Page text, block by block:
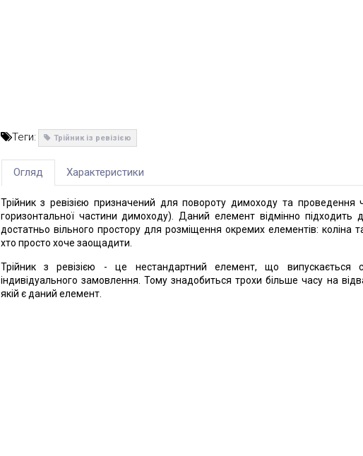
Теги: Трійник із ревізією
Огляд Характеристики
Трійник з ревізією призначений для повороту димоходу та
горизонтальної частини димоходу). Даний елемент відмінно підходить
достатньо вільного простору для розміщення окремих елементів: коліна
хто просто хоче заощадити.
Трійник з ревізією - це нестандартний елемент, що випускається
індивідуального замовлення. Тому знадобиться трохи більше часу на
якій є даний елемент.